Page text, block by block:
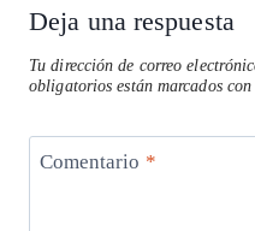
Deja una respuesta
Tu dirección de correo
obligatorios están marcados con
Comentario *